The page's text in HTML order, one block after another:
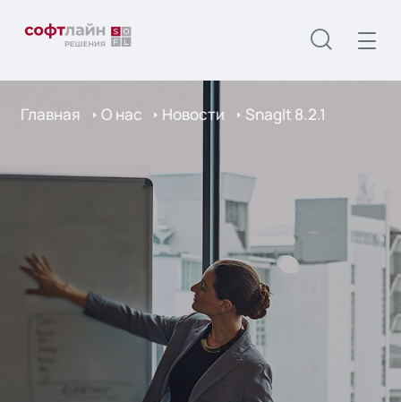
Главная О нас Новости SnagIt 8.2.1